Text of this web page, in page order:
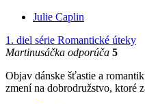
Julie Caplin
1. diel série Romantické úteky
Martinusáčka odporúča 5
Objav dánske šťastie a
zmení na dobrodružstvo, ktoré